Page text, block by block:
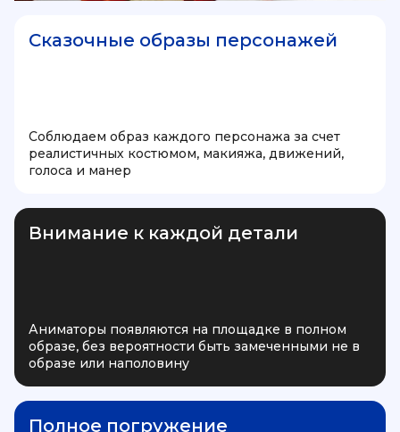
Сказочные образы персонажей
Соблюдаем образ каждого персонажа за счет
реалистичных костюмом, макияжа, движений,
голоса и манер
Внимание к каждой детали
Аниматоры появляются на площадке в полном
образе, без вероятности быть замеченными не в
образе или наполовину
Полное погружение